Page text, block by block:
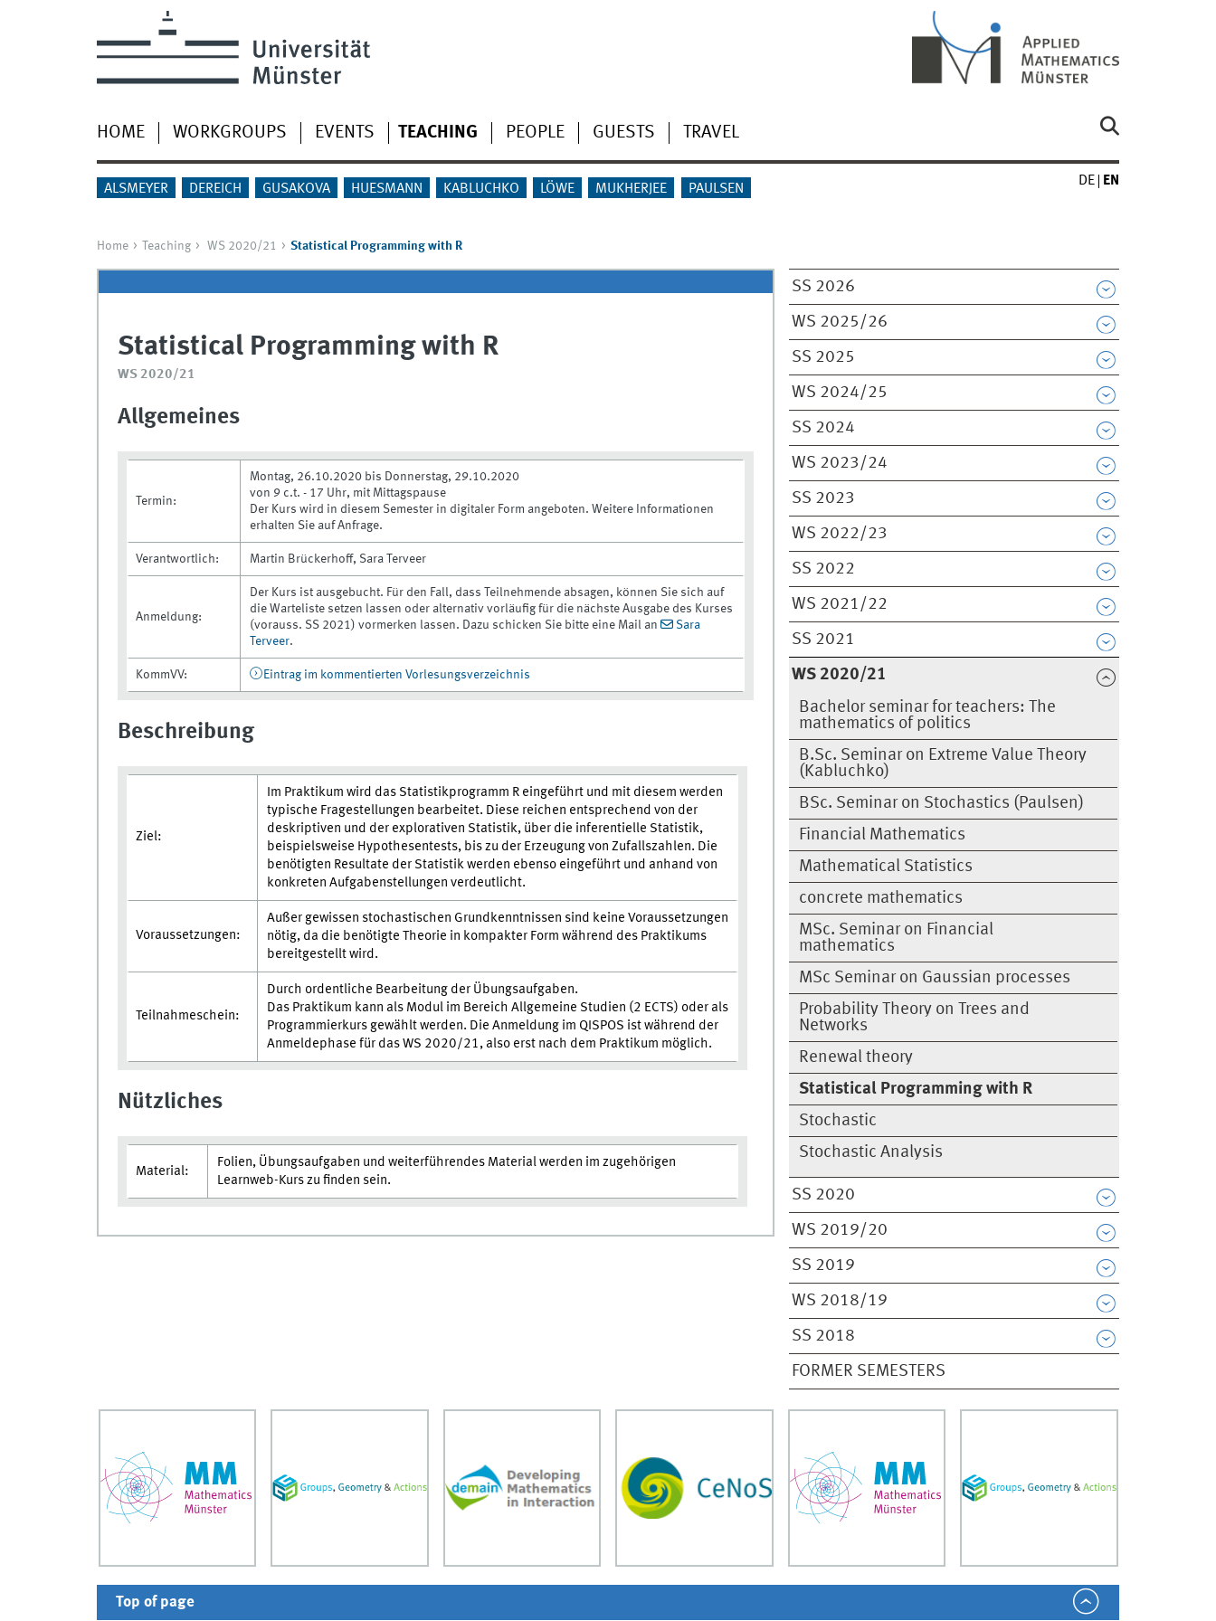
HOME WORKGROUPS EVENTS TEACHING PEOPLE GUESTS TRAVEL
ALSMEYER DEREICH GUSAKOVA HUESMANN KABLUCHKO LÖWE MUKHERJEE PAULSEN
DE EN
Home Teaching WS 2020/21 Statistical Programming with R
SS 2026
WS 2025/26
SS 2025
WS 2024/25
SS 2024
WS 2023/24
SS 2023
WS 2022/23
SS 2022
WS 2021/22
SS 2021
WS 2020/21
Bachelor seminar for teachers: The
mathematics of politics
B.Sc. Seminar on Extreme Value Theory
(Kabluchko)
BSc. Seminar on Stochastics (Paulsen)
Financial Mathematics
Mathematical Statistics
concrete mathematics
MSc. Seminar on Financial
mathematics
MSc Seminar on Gaussian processes
Probability Theory on Trees and
Networks
Renewal theory
Statistical Programming with R
Stochastic
Stochastic Analysis
SS 2020
WS 2019/20
SS 2019
WS 2018/19
SS 2018
FORMER SEMESTERS
Statistical Programming with R
WS 2020/21
Allgemeines
Termin:
Montag, 26.10.2020 bis Donnerstag, 29.10.2020
von 9 c.t. - 17 Uhr, mit Mittagspause
Der Kurs wird in diesem Semester in digitaler Form angeboten. Weitere Informationen
erhalten Sie auf Anfrage.
Verantwortlich: Martin Brückerhoff, Sara Terveer
Anmeldung:
Der Kurs ist ausgebucht. Für den Fall, dass Teilnehmende absagen, können Sie sich auf
die Warteliste setzen lassen oder alternativ vorläufig für die nächste Ausgabe des Kurses
(vorauss. SS 2021) vormerken lassen. Dazu schicken Sie bitte eine Mail an
Sara
Terveer.
KommVV: Eintrag im kommentierten Vorlesungsverzeichnis
Beschreibung
Ziel:
Im Praktikum wird das Statistikprogramm R eingeführt und mit diesem werden
typische Fragestellungen bearbeitet. Diese reichen entsprechend von der
deskriptiven und der explorativen Statistik, über die inferentielle Statistik,
beispielsweise Hypothesentests, bis zu der Erzeugung von Zufallszahlen. Die
benötigten Resultate der Statistik werden ebenso eingeführt und anhand von
konkreten Aufgabenstellungen verdeutlicht.
Voraussetzungen:
Außer gewissen stochastischen Grundkenntnissen sind keine Voraussetzungen
nötig, da die benötigte Theorie in kompakter Form während des Praktikums
bereitgestellt wird.
Teilnahmeschein:
Durch ordentliche Bearbeitung der Übungsaufgaben.
Das Praktikum kann als Modul im Bereich Allgemeine Studien (2 ECTS) oder als
Programmierkurs gewählt werden. Die Anmeldung im QISPOS ist während der
Anmeldephase für das WS 2020/21, also erst nach dem Praktikum möglich.
Nützliches
Material:
Folien, Übungsaufgaben und weiterführendes Material werden im zugehörigen
Learnweb-Kurs zu finden sein.
Top of page